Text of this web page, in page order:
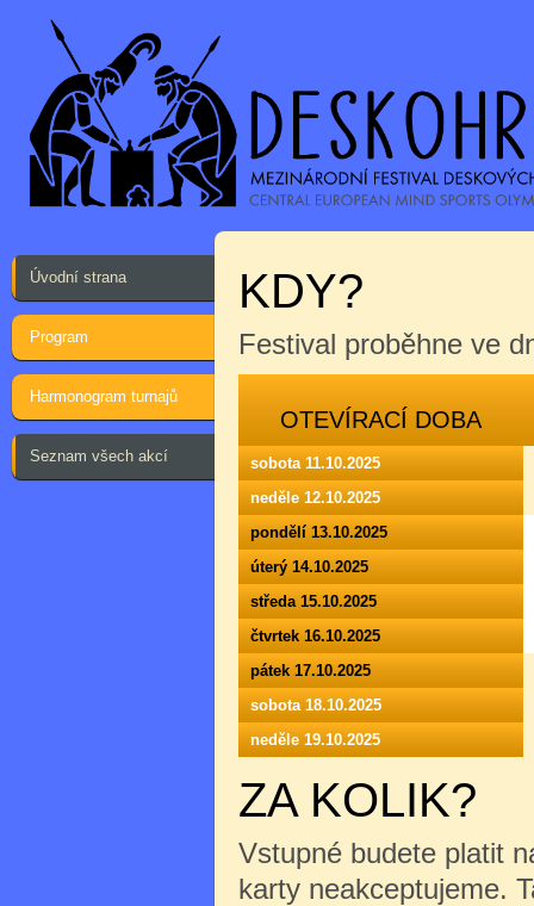
Úvodní strana
Program
Harmonogram turnajů
Seznam všech akcí
KDY?
Festival proběhne ve
OTEVÍRACÍ DOBA
sobota 11.10.2025
neděle 12.10.2025
pondělí 13.10.2025
úterý 14.10.2025
středa 15.10.2025
čtvrtek 16.10.2025
pátek 17.10.2025
sobota 18.10.2025
neděle 19.10.2025
ZA KOLIK?
Vstupné budete platit
karty neakceptujeme.